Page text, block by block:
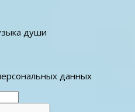
души
данных